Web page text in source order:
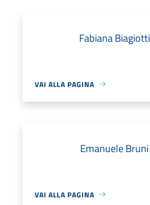
Fabiana Biagiotti
VAI ALLA PAGINA
Emanuele Bruni
VAI ALLA PAGINA